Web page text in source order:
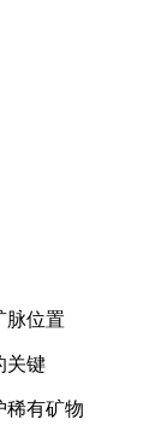
脉位置
关键
稀有矿物